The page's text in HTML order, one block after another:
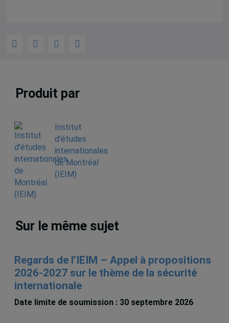
Produit par
Institut
d'études
internationales
de Montréal
(IEIM)
Sur le même sujet
Regards de l’IEIM – Appel à propositions
2026-2027 sur le thème de la sécurité
internationale
Date limite de soumission : 30 septembre 2026